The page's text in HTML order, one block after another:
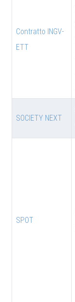
Contratto INGV-
ETT
SOCIETY NEXT
SPOT